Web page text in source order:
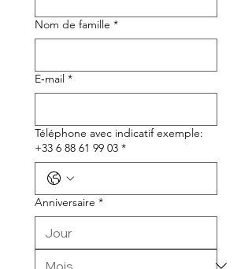
Nom de famille *
E‑mail *
Téléphone avec indicatif exemple:
+33 6 88 61 99 03 *
Anniversaire *